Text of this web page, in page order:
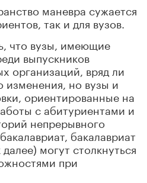
маневра сужается
так и для вузов.
что вузы, имеющие
выпускников
организаций, вряд ли
изменения, но вузы и
ориентированные на
с абитуриентами и
непрерывного
бакалавриат
могут столкнуться
при